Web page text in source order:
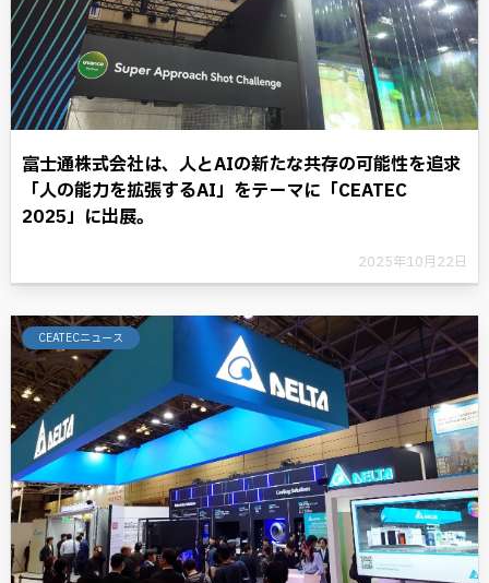
富士通株式会社は、人とAIの新たな共存の可能性を追求
「人の能力を拡張するAI」をテーマに「CEATEC
2025」に出展。
2025年10月22日
CEATECニュース